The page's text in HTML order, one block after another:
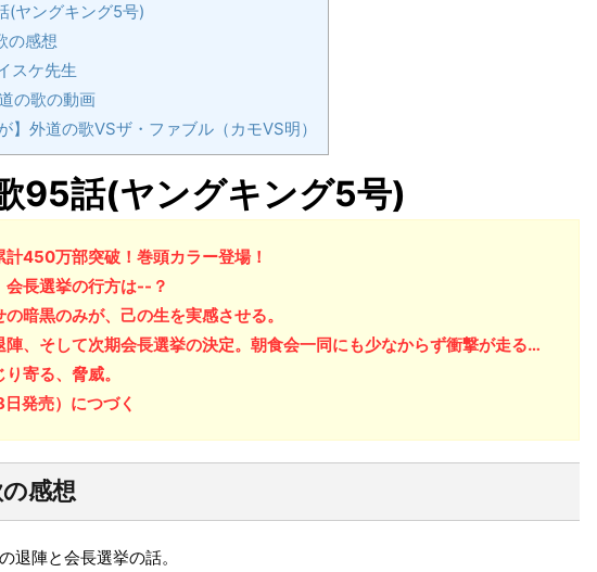
(ヤングキング5号)
の感想
スケ先生
の歌の動画
】外道の歌VSザ・ファブル（カモVS明）
95話(ヤングキング5号)
450万部突破！巻頭カラー登場！
長選挙の行方は--？
暗黒のみが、己の生を実感させる。
、そして次期会長選挙の決定。朝食会一同にも少なからず衝撃が走る…
寄る、脅威。
発売）につづく
感想
退陣と会長選挙の話。